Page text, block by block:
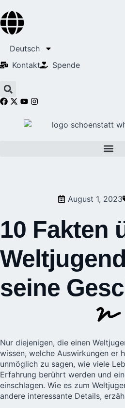
Deutsch
Kontakt
Spende
August 1, 2023
10 Fakten
seine
Nur diejenigen, die einen
wissen, welche Auswirkungen er
unmöglich zu sagen, wie viele
Erfahrung berührt werden und
einschlagen. Wie es zum
andere interessante Details,